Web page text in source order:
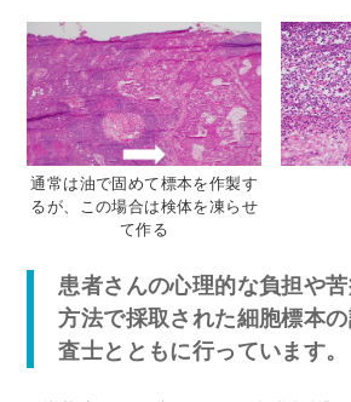
通常は油で固めて標本を作製す
るが、この場合は検体を凍らせ
て作る
患者さんの心理的な負担や
方法で採取された細胞標本
査士とともに行っています。